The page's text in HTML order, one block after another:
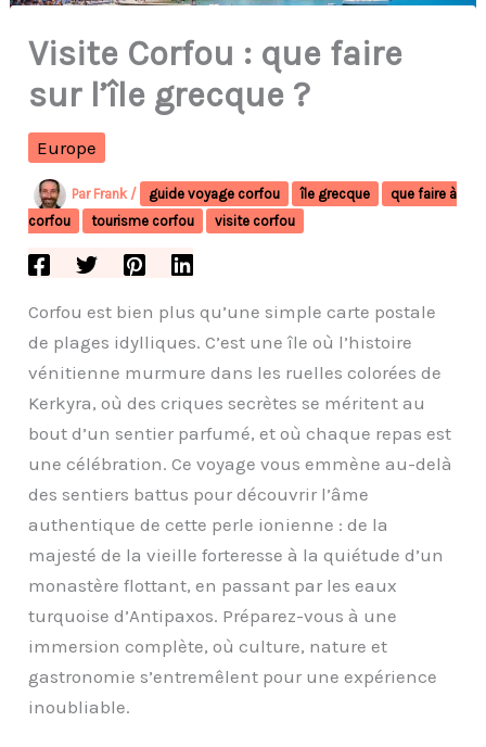
Visite Corfou : que faire
sur l’île grecque ?
Europe
Par Frank / guide voyage corfou île grecque
que faire à
corfou
tourisme corfou visite corfou
Corfou est bien plus qu’une simple carte postale
de plages idylliques. C’est une île où l’histoire
vénitienne murmure dans les ruelles colorées de
Kerkyra, où des criques secrètes se méritent au
bout d’un sentier parfumé, et où chaque repas est
une célébration. Ce voyage vous emmène au-delà
des sentiers battus pour découvrir l’âme
authentique de cette perle ionienne : de la
majesté de la vieille forteresse à la quiétude d’un
monastère flottant, en passant par les eaux
turquoise d’Antipaxos. Préparez-vous à une
immersion complète, où culture, nature et
gastronomie s’entremêlent pour une expérience
inoubliable.